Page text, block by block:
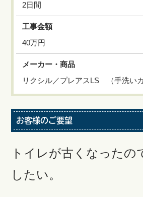
2日間
工事金額
40万円
メーカー・商品
リクシル／プレアスLS （手洗いカ
お客様のご要望
トイレが古くなったの
したい。